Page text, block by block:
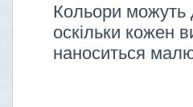
Кольори можуть
оскільки кожен
наноситься